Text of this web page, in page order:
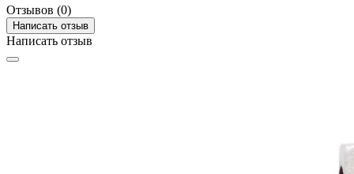
Отзывов (0)
Написать отзыв
Написать отзыв